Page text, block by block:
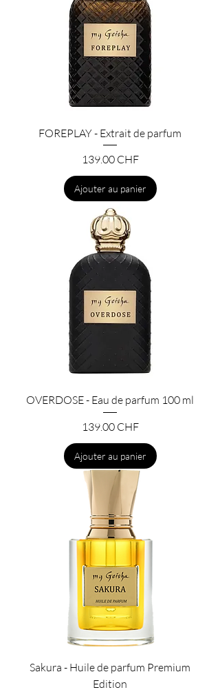
FOREPLAY - Extrait de parfum
Prix
139.00 CHF
Ajouter au panier
OVERDOSE - Eau de parfum 100 ml
Prix
139.00 CHF
Ajouter au panier
Sakura - Huile de parfum Premium
Edition